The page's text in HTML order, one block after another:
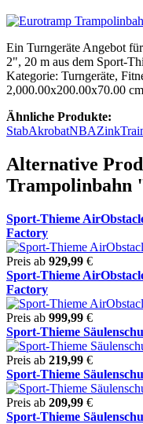
Ein Turngeräte Angebot
2", 20 m aus dem Sport-
Kategorie: Turngeräte,
2,000.00x200.00x70.00
Ähnliche Produkte:
StabAkrobatNBAZink
Alternative
Trampolinbahn
Sport-Thieme
Factory
Preis ab 929,99 €
Sport-Thieme
Factory
Preis ab 999,99 €
Sport-Thieme
Preis ab 219,99 €
Sport-Thieme
Preis ab 209,99 €
Sport-Thieme